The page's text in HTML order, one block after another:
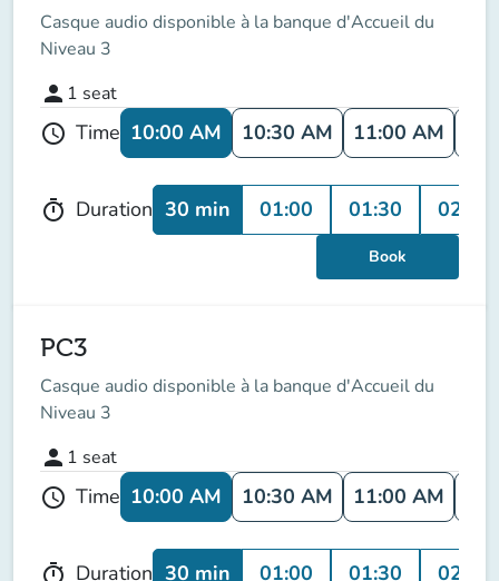
Casque audio disponible à la banque d'Accueil du
Niveau 3
person 1 seat
schedule Time 10:00 AM 10:30 AM 11:00 AM
timer Duration 30 min 01:00 01:30 02:00
Book
PC3
Casque audio disponible à la banque d'Accueil du
Niveau 3
person 1 seat
schedule Time 10:00 AM 10:30 AM 11:00 AM
timer Duration 30 min 01:00 01:30 02:00